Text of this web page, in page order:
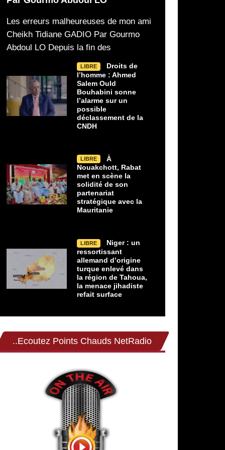
Les erreurs malheureuses de mon ami
Cheikh Tidiane GADIO Par Gourmo
Abdoul LO Depuis la fin des
LIBRE
Droits de
l’homme : Ahmed
Salem Ould
Bouhabini sonne
l’alarme sur un
possible
déclassement de la
CNDH
LIBRE
À
Nouakchott, Rabat
met en scène la
solidité de son
partenariat
stratégique avec la
Mauritanie
LIBRE
Niger : un
ressortissant
allemand d’origine
turque enlevé dans
la région de Tahoua,
la menace jihadiste
refait surface
..Ecoutez Points Chauds NetRadio